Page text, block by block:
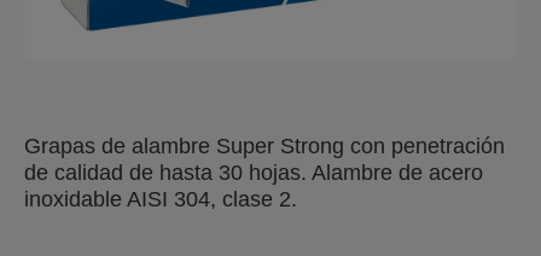
Grapas de alambre Super Strong con penetración
de calidad de hasta 30 hojas. Alambre de acero
inoxidable AISI 304, clase 2.